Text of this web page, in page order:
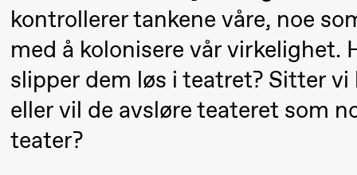
Bolm
SUBJOYRIDE
Lørdag 29. august
19.00 Pia Maria
kontrollerer tankene våre, noe
med å kolonisere vår virkelighet.
slipper dem løs i teatret? Sitter
eller vil de avsløre teateret som
teater?